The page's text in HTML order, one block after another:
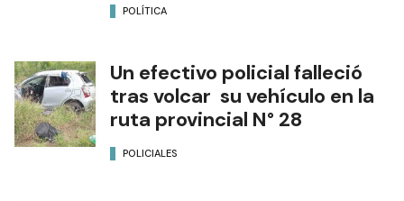
POLÍTICA
Un efectivo policial falleció
tras volcar su vehículo en la
ruta provincial N° 28
POLICIALES